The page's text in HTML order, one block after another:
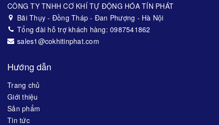
CÔNG TY TNHH CƠ KHÍ TỰ ĐỘNG HÓA TÍN PHÁT
Bãi Thụy - Đồng Tháp - Đan Phượng - Hà Nội
Tổng đài hỗ trợ khách hàng: 0987541862
sales1@cokhitinphat.com
Hướng dẫn
Trang chủ
Giới thiệu
Sản phẩm
Tin tức